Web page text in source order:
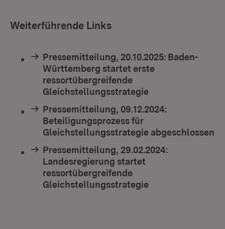
Weiterführende Links
Pressemitteilung, 20.10.2025: Baden-
Württemberg startet erste
ressortübergreifende
Gleichstellungsstrategie
Pressemitteilung, 09.12.2024:
Beteiligungsprozess für
Gleichstellungsstrategie abgeschlossen
Pressemitteilung, 29.02.2024:
Landesregierung startet
ressortübergreifende
Gleichstellungsstrategie